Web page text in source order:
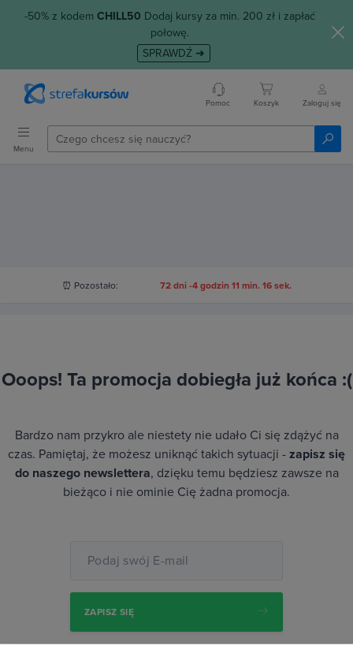
-50% z kodem CHILL50 Dodaj kursy za min. 200 zł i zapłać
połowę.
SPRAWDŹ ➜
Pomoc Koszyk Zaloguj się
Menu
⏰ Pozostało: 72 dni -4 godzin 11 min. 16 sek.
Ooops! Ta promocja dobiegła już końca :(
Bardzo nam przykro ale niestety nie udało Ci się zdążyć na
czas. Pamiętaj, że możesz uniknąć takich sytuacji - zapisz się
do naszego newslettera, dzięku temu będziesz zawsze na
bieżąco i nie ominie Cię żadna promocja.
Podaj swój E-mail
ZAPISZ SIĘ